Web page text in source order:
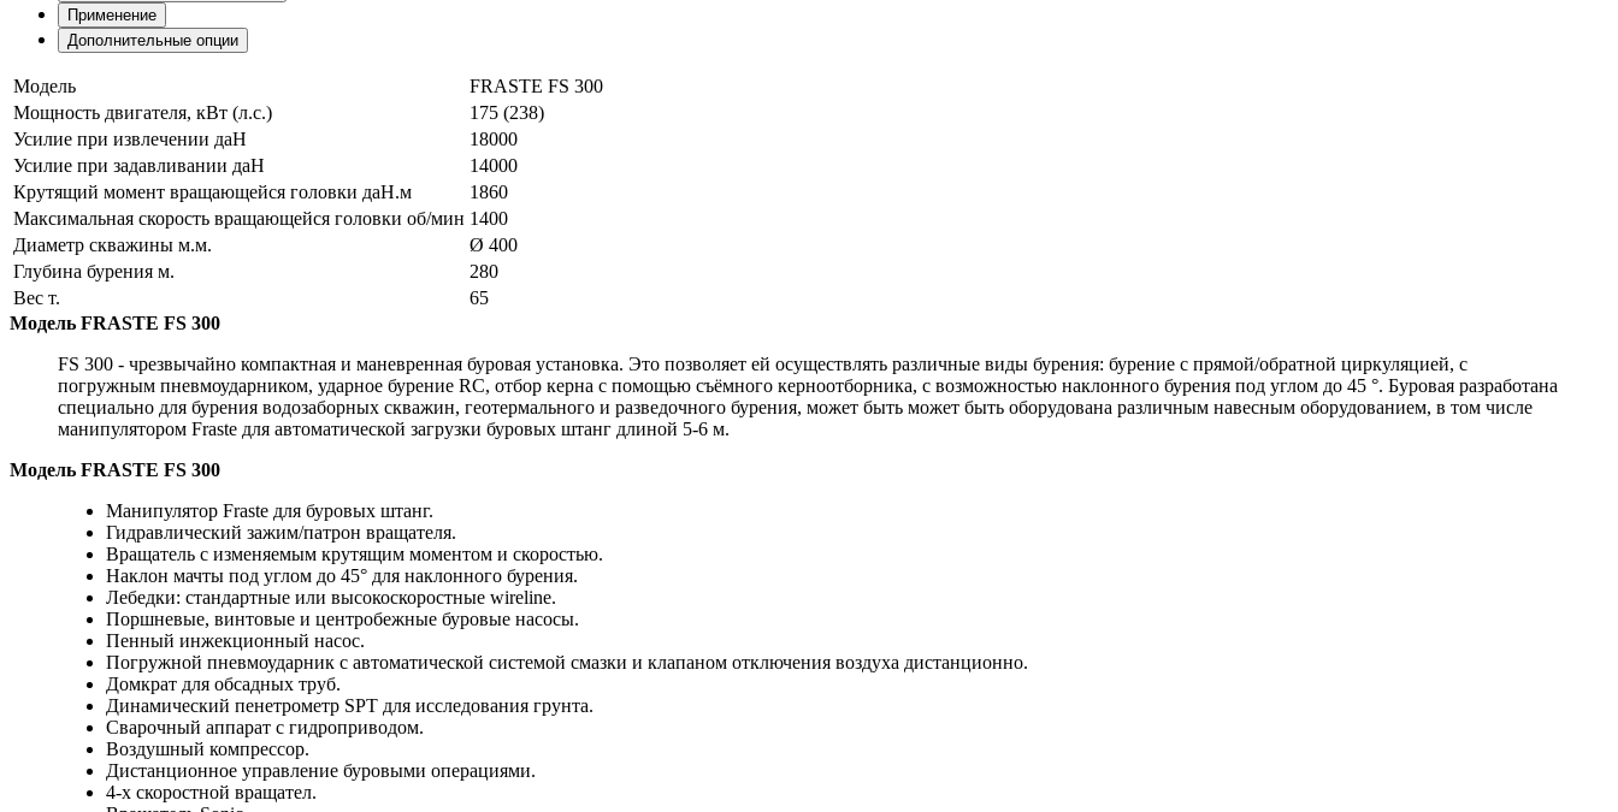
Применение
Дополнительные опции
Модель
FRASTE FS 300
Мощность двигателя, кВт (л.с.)
175 (238)
Усилие при извлечении даН
18000
Усилие при задавливании даН
14000
Крутящий момент вращающейся головки даН.м
1860
Максимальная скорость вращающейся головки об/мин 1400
Диаметр скважины м.м.
Ø 400
Глубина бурения м.
280
Вес т.
65
Модель FRASTE FS 300
FS 300 - чрезвычайно компактная и маневренная буровая установка. Это позволяет ей осуществлять различные виды бурения: бурение с прямой/обратной циркуляцией, с
погружным пневмоударником, ударное бурение RC, отбор керна с помощью съёмного керноотборника, с возможностью наклонного бурения под углом до 45 °. Буровая разработана
специально для бурения водозаборных скважин, геотермального и разведочного бурения, может быть может быть оборудована различным навесным оборудованием, в том числе
манипулятором Fraste для автоматической загрузки буровых штанг длиной 5-6 м.
Модель FRASTE FS 300
Манипулятор Fraste для буровых штанг.
Гидравлический зажим/патрон вращателя.
Вращатель с изменяемым крутящим моментом и скоростью.
Наклон мачты под углом до 45° для наклонного бурения.
Лебедки: стандартные или высокоскоростные wireline.
Поршневые, винтовые и центробежные буровые насосы.
Пенный инжекционный насос.
Погружной пневмоударник с автоматической системой смазки и клапаном отключения воздуха дистанционно.
Домкрат для обсадных труб.
Динамический пенетрометр SPT для исследования грунта.
Сварочный аппарат с гидроприводом.
Воздушный компрессор.
Дистанционное управление буровыми операциями.
4-х скоростной вращател.